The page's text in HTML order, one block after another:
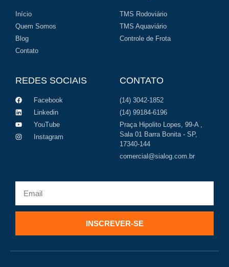
Início
Quem Somos
Blog
Contato
TMS Rodoviário
TMS Aquaviário
Controle de Frota
REDES SOCIAIS
Facebook
Linkedin
YouTube
Instagram
CONTATO
(14) 3042-1852
(14) 99184-6196
Praça Hipolito Lopes, 99-A ,
Sala 01 Barra Bonita - SP,
17340-144
comercial@sialog.com.br
INSCREVER-SE